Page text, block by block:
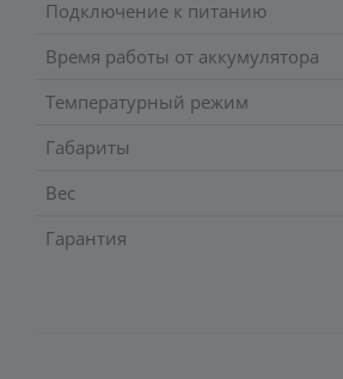
Подключение к питанию
Время работы от аккумулятора
Температурный режим
Габариты
Вес
Гарантия